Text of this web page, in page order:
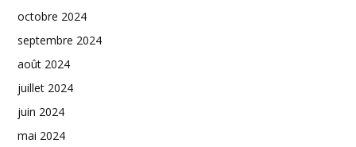
octobre 2024
septembre 2024
août 2024
juillet 2024
juin 2024
mai 2024